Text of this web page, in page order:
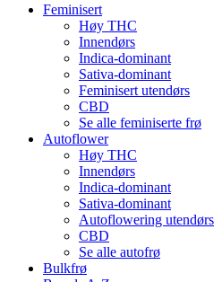
Feminisert
Høy THC
Innendørs
Indica-dominant
Sativa-dominant
Feminisert utendørs
CBD
Se alle feminiserte frø
Autoflower
Høy THC
Innendørs
Indica-dominant
Sativa-dominant
Autoflowering utendørs
CBD
Se alle autofrø
Bulkfrø